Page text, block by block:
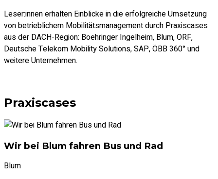
Leser:innen erhalten Einblicke in die erfolgreiche Umsetzung
von betrieblichem Mobilitätsmanagement durch Praxiscases
aus der DACH-Region: Boehringer Ingelheim, Blum, ORF,
Deutsche Telekom Mobility Solutions, SAP, ÖBB 360° und
weitere Unternehmen.
Praxiscases
Wir bei Blum fahren Bus und Rad
Blum